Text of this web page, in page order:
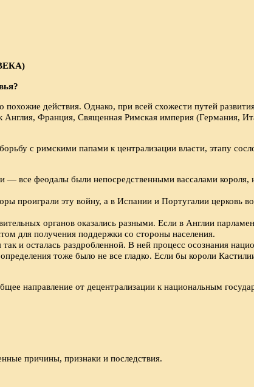
действия. Однако, при всей схожести путей
Англия, Франция, Священная Римская империя (Германия,
с римскими папами к централизации власти, этапу
— все феодалы были непосредственными вассалами короля,
эту войну, а в Испании и Португалии церковь
органов оказались разными. Если в Англии
для получения поддержки со стороны населения.
и осталась раздробленной. В ней процесс осознания
тоже было не все гладко. Если бы короли
направление от децентрализации к национальным
причины, признаки и последствия.